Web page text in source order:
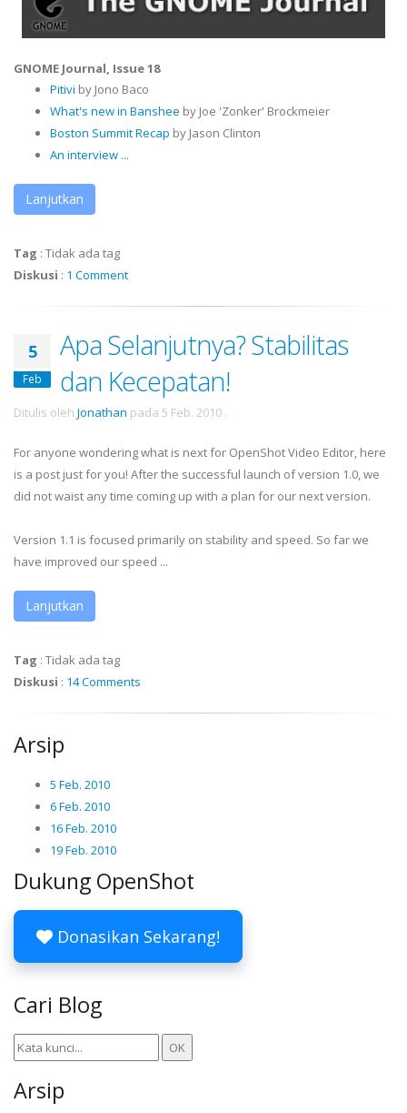
GNOME Journal, Issue 18
Pitivi by Jono Baco
What's newin Banshee by Joe 'Zonker' Brockmeier
Boston Summit Recap by Jason Clinton
An interview ...
Lanjutkan
Tag : Tidak ada tag
Diskusi : 1 Comment
5
Feb
Apa Selanjutnya? Stabilitas
dan Kecepatan!
Ditulis oleh Jonathan pada 5 Feb. 2010 .
For anyone wondering what is next for OpenShot Video Editor, here
is a post just for you! After the successful launch of version 1.0, we
did not waist any time coming up with a plan for our next version.
Version 1.1 is focused primarily on stability and speed. So far we
have improved our speed ...
Lanjutkan
Tag : Tidak ada tag
Diskusi : 14 Comments
Arsip
5 Feb. 2010
6 Feb. 2010
16 Feb. 2010
19 Feb. 2010
Dukung OpenShot
Donasikan Sekarang!
Cari Blog
Arsip